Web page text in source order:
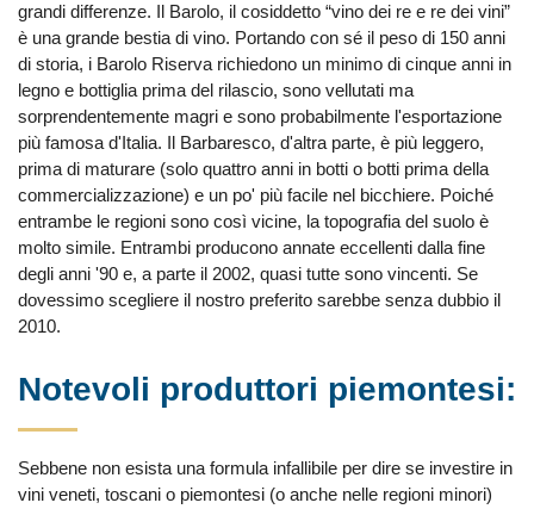
grandi differenze. Il Barolo, il cosiddetto “vino dei re e re dei vini”
è una grande bestia di vino. Portando con sé il peso di 150 anni
di storia, i Barolo Riserva richiedono un minimo di cinque anni in
legno e bottiglia prima del rilascio, sono vellutati ma
sorprendentemente magri e sono probabilmente l'esportazione
più famosa d'Italia. Il Barbaresco, d'altra parte, è più leggero,
prima di maturare (solo quattro anni in botti o botti prima della
commercializzazione) e un po' più facile nel bicchiere. Poiché
entrambe le regioni sono così vicine, la topografia del suolo è
molto simile. Entrambi producono annate eccellenti dalla fine
degli anni '90 e, a parte il 2002, quasi tutte sono vincenti. Se
dovessimo scegliere il nostro preferito sarebbe senza dubbio il
2010.
Notevoli produttori piemontesi:
Sebbene non esista una formula infallibile per dire se investire in
vini veneti, toscani o piemontesi (o anche nelle regioni minori)